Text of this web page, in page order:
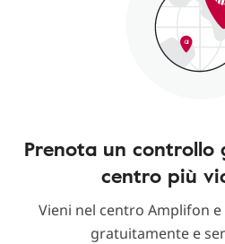
Prenota un controllo
centro più
Vieni nel centro Amplifon
gratuitamente e